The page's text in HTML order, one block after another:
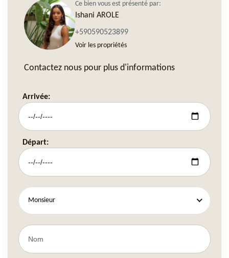
Ce bien vous est présenté par:
Ishani AROLE
+590590523899
Voir les propriétés
Contactez nous pour plus d'informations
Arrivée:
Départ:
Monsieur